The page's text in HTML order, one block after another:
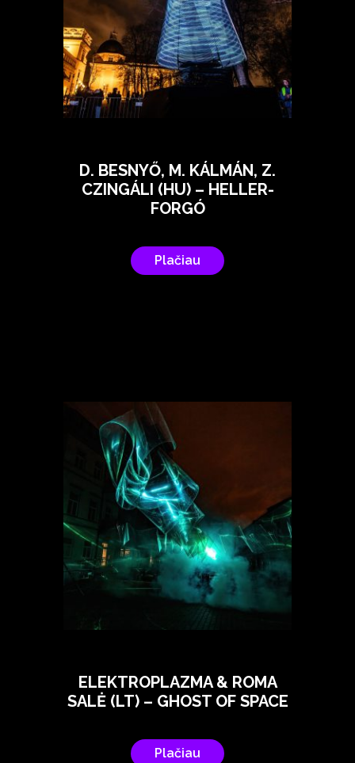
D. BESNYŐ, M. KÁLMÁN, Z.
CZINGÁLI (HU) – HELLER-
FORGÓ
Plačiau
ELEKTROPLAZMA & ROMA
SALĖ (LT) – GHOST OF SPACE
Plačiau